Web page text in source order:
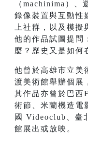
（machinima）、
錄像裝置與互動性
上社群，以及模擬
他的作品試圖提問
麼？歷史又是如何
他曾於高雄市立美
渡美術館舉辦個展
其作品亦曾於巴西
術節、米蘭機造電
國 Videoclub、臺
館展出或放映。